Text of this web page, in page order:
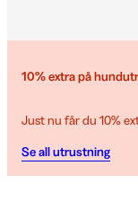
10% extra på
Just nu får du 10%
Se all utrustning